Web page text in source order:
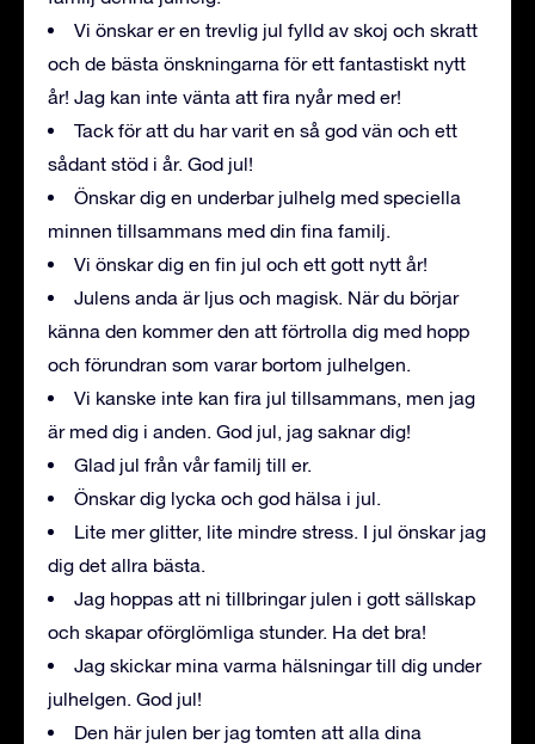
Vi önskar er en trevlig jul fylld av skoj och skratt
och de bästa önskningarna för ett fantastiskt nytt
år! Jag kan inte vänta att fira nyår med er!
Tack för att du har varit en så god vän och ett
sådant stöd i år. God jul!
Önskar dig en underbar julhelg med speciella
minnen tillsammans med din fina familj.
Vi önskar dig en fin jul och ett gott nytt år!
Julens anda är ljus och magisk. När du börjar
känna den kommer den att förtrolla dig med hopp
och förundran som varar bortom julhelgen.
Vi kanske inte kan fira jul tillsammans, men jag
är med dig i anden. God jul, jag saknar dig!
Glad jul från vår familj till er.
Önskar dig lycka och god hälsa i jul.
Lite mer glitter, lite mindre stress. I jul önskar jag
dig det allra bästa.
Jag hoppas att ni tillbringar julen i gott sällskap
och skapar oförglömliga stunder. Ha det bra!
Jag skickar mina varma hälsningar till dig under
julhelgen. God jul!
Den här julen ber jag tomten att alla dina